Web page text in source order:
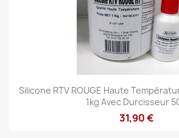
Silicone RTV ROUGE Haute
1kg Avec Durcisseur
31,90 €